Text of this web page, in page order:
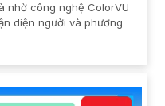
nhờ công nghệ ColorVU
diện người và phương